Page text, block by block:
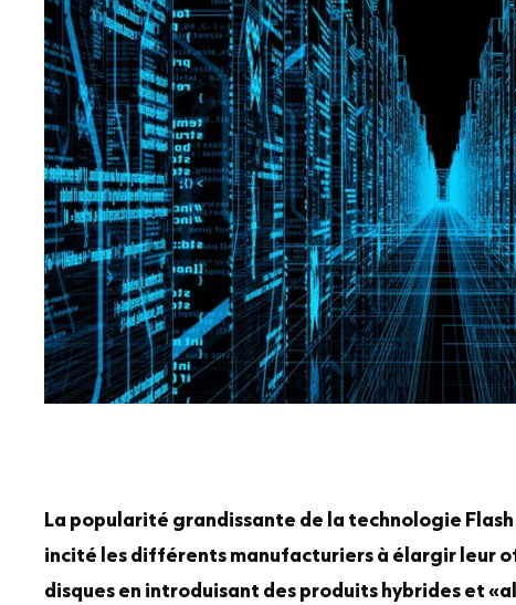
La popularité grandissante de la technologie
incité les différents manufacturiers à élargir leur
disques en introduisant des produits hybrides et